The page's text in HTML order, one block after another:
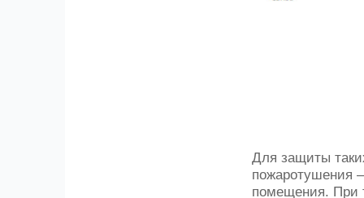
Для защиты
пожаротушения
помещения. При